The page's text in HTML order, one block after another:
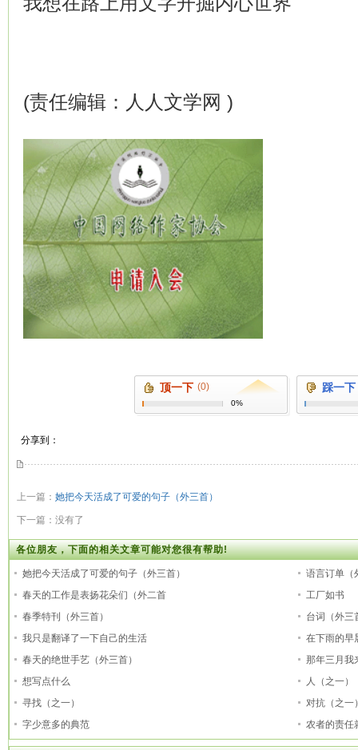
(责任编辑：人人文学网 )
顶一下 (0)
0%
踩一下
分享到：
上一篇： 她把今天活成了可爱的句子（外三首）
下一篇：没有了
各位朋友，下面的相关文章可能对您很有帮助!
她把今天活成了可爱的句子（外三首）
语言订单（
春天的工作是表扬花朵们（外二首
工厂如书
春季特刊（外三首）
台词（外三
我只是翻译了一下自己的生活
在下雨的早
春天的绝世手艺（外三首）
那年三月我
想写点什么
人（之一）
寻找（之一）
对抗（之一
字少意多的典范
农者的责任